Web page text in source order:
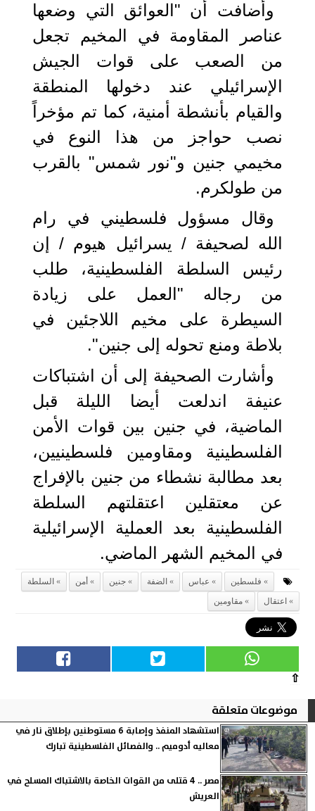
وأضافت أن "العوائق التي وضعها
عناصر المقاومة في المخيم تجعل
من الصعب على قوات الجيش
الإسرائيلي عند دخولها المنطقة
والقيام بأنشطة أمنية، كما تم مؤخراً
نصب حواجز من هذا النوع في
مخيمي جنين و"نور شمس" بالقرب
من طولكرم.
وقال مسؤول فلسطيني في رام
الله لصحيفة / يسرائيل هيوم / إن
رئيس السلطة الفلسطينية، طلب
من رجاله "العمل على زيادة
السيطرة على مخيم اللاجئين في
بلاطة ومنع تحوله إلى جنين".
وأشارت الصحيفة إلى أن اشتباكات
عنيفة اندلعت أيضا الليلة قبل
الماضية، في جنين بين قوات الأمن
الفلسطينية ومقاومين فلسطينيين،
بعد مطالبة نشطاء من جنين بالإفراج
عن معتقلين اعتقلتهم السلطة
الفلسطينية بعد العملية الإسرائيلية
في المخيم الشهر الماضي.
فلسطين عباس الضفة جنين أمن
السلطة
اعتقال
مقاومين
⇧
موضوعات متعلقة
استشهاد المنفذ وإصابة 6 مستوطنين بإطلاق نار في
معاليه أدوميم .. والفصائل الفلسطينية تبارك
مصر .. 4 قتلى من القوات الخاصة بالاشتباك المسلح في
العريش